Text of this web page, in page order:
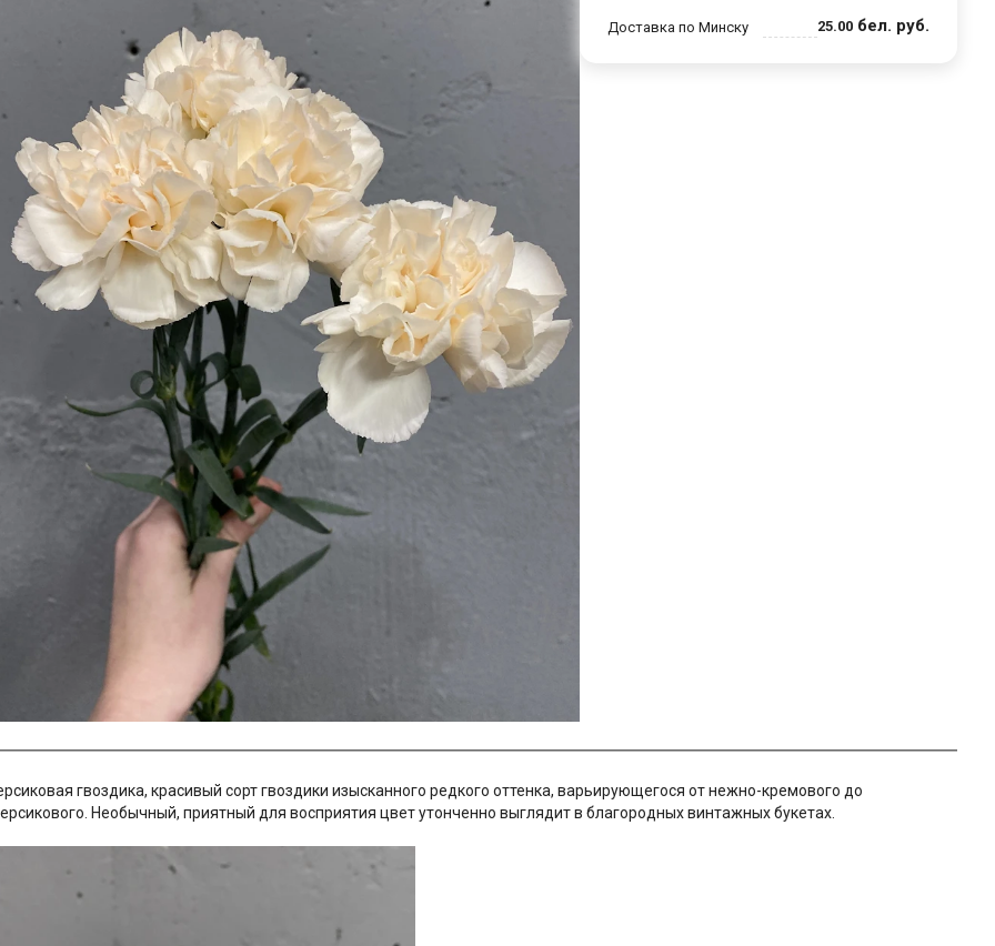
Доставка по Минску 25.00 бел. руб.
гвоздика, красивый сорт гвоздики изысканного редкого оттенка, варьирующегося от нежно-кремового до
Необычный, приятный для восприятия цвет утонченно выглядит в благородных винтажных букетах.